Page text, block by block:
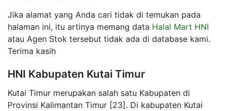
Jika alamat yang Anda cari tidak di temukan pada
halaman ini, itu artinya memang data Halal Mart HNI
atau Agen Stok tersebut tidak ada di database kami.
Terima kasih
HNI Kabupaten Kutai Timur
Kutai Timur merupakan salah satu Kabupaten di
Provinsi Kalimantan Timur [23]. Di kabupaten Kutai